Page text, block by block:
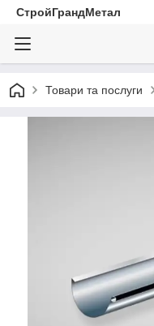
СтройГрандМетал
Товари та послуги